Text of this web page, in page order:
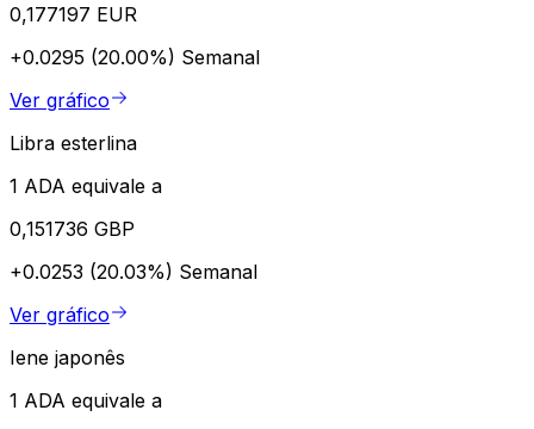
0,177197 EUR
+0.0295 (20.00%) Semanal
Ver gráfico
Libra esterlina
1 ADA equivale a
0,151736 GBP
+0.0253 (20.03%) Semanal
Ver gráfico
Iene japonês
1 ADA equivale a